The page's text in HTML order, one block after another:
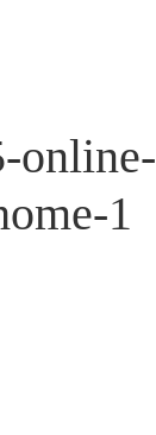
online-
1